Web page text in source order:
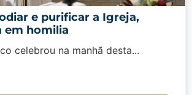
e purificar a Igreja,
em homilia
celebrou na manhã desta...